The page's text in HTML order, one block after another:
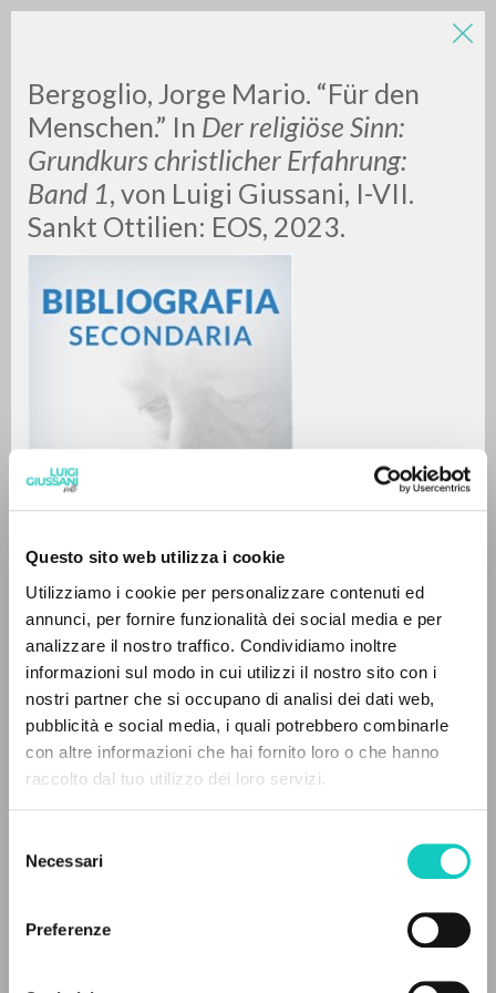
Questo sito web utilizza i cookie
Utilizziamo i cookie per personalizzare contenuti ed
annunci, per fornire funzionalità dei social media e per
analizzare il nostro traffico. Condividiamo inoltre
informazioni sul modo in cui utilizzi il nostro sito con i
nostri partner che si occupano di analisi dei dati web,
pubblicità e social media, i quali potrebbero combinarle
con altre informazioni che hai fornito loro o che hanno
raccolto dal tuo utilizzo dei loro servizi.
delNecessari
Preferenze
Bergoglio, Jorge Mario. “Für den
Menschen.” In Der religiöse Sinn:
Grundkurs christlicher Erfahrung:
Band 1, von Luigi Giussani, I-VII.
Sankt Ottilien: EOS, 2023.
Bergoglio Jorge MarioAutor
Giussani LuigiAutor
EOS
Alemán
ÚLTIMA ACTUALIZACIÓN
LUIGI
GIUSSANI
scritti
BÚSQUEDA AVANZADA »
0DOCUMENTOS ENCONTRADOS
RESULTADOS SUCESIVOS